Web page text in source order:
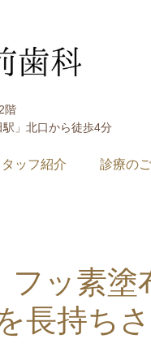
階
」北口から徒歩4分
ッフ紹介 診療の
フッ素塗
長持ち